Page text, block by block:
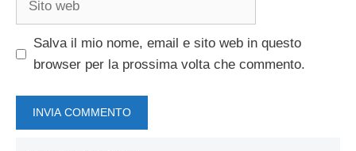
Salva il mio nome, email e sito web in questo
browser per la prossima volta che commento.